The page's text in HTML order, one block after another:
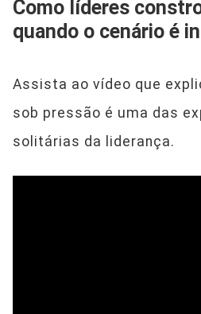
Como líderes
quando o cenário é
Assista ao vídeo que
sob pressão é uma das
solitárias da liderança.